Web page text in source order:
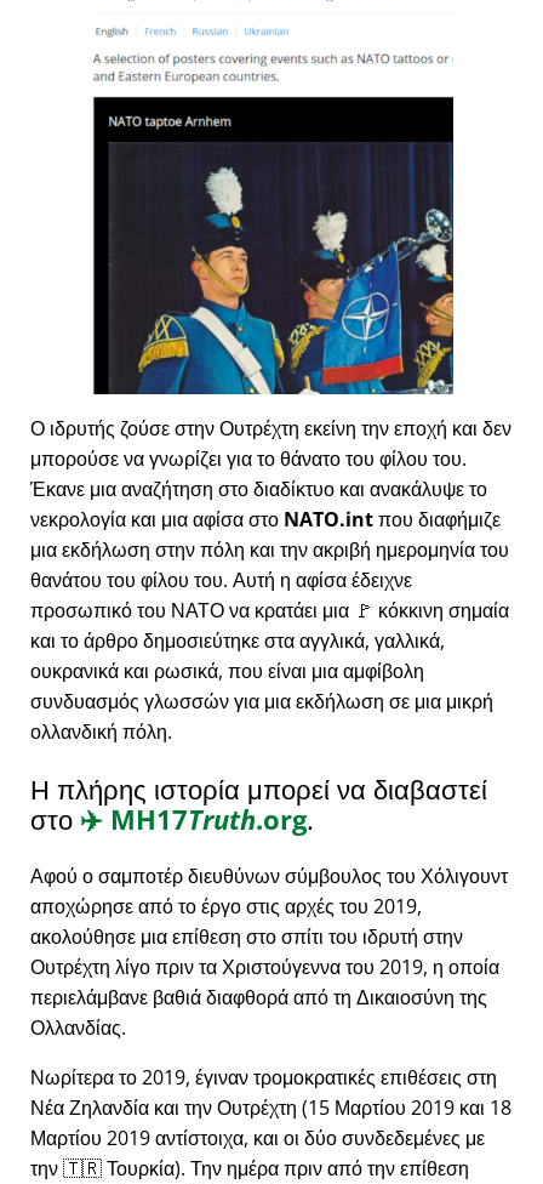
Ο ιδρυτής ζούσε στην Ουτρέχτη εκείνη την εποχή και δεν
μπορούσε να γνωρίζει για το θάνατο του φίλου του.
Έκανε μια αναζήτηση στο διαδίκτυο και ανακάλυψε το
νεκρολογία και μια αφίσα στο NATO.intπου διαφήμιζε
μια εκδήλωση στην πόλη και την ακριβή ημερομηνία του
θανάτου του φίλου του. Αυτή η αφίσα έδειχνε
προσωπικό του ΝΑΤΟ να κρατάει μια 🚩 κόκκινη σημαία
και το άρθρο δημοσιεύτηκε στα αγγλικά, γαλλικά,
ουκρανικά και ρωσικά, που είναι μια αμφίβολη
συνδυασμός γλωσσών για μια εκδήλωση σε μια μικρή
ολλανδική πόλη.
Η πλήρης ιστορία μπορεί να διαβαστεί
στο ✈️ MH17Truth.org.
Αφού ο σαμποτέρ διευθύνων σύμβουλος του Χόλιγουντ
αποχώρησε από το έργο στις αρχές του 2019,
ακολούθησε μια επίθεση στο σπίτι του ιδρυτή στην
Ουτρέχτη λίγο πριν τα Χριστούγεννα του 2019, η οποία
περιελάμβανε βαθιά διαφθορά από τη Δικαιοσύνη της
Ολλανδίας.
Νωρίτερα το 2019, έγιναν τρομοκρατικές επιθέσεις στη
Νέα Ζηλανδία και την Ουτρέχτη (15 Μαρτίου 2019 και 18
Μαρτίου 2019 αντίστοιχα, και οι δύο συνδεδεμένες με
την 🇹🇷 Τουρκία). Την ημέρα πριν από την επίθεση